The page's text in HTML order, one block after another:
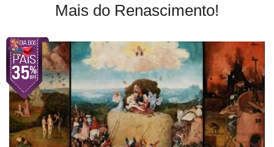
Mais do Renascimento!